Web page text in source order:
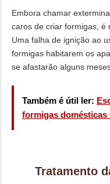
Embora chamar
caros de criar formigas, é
Uma falha de ignição ao
formigas habitarem os
se afastarão alguns
Também é útil ler:
formigas domésticas
Tratamento